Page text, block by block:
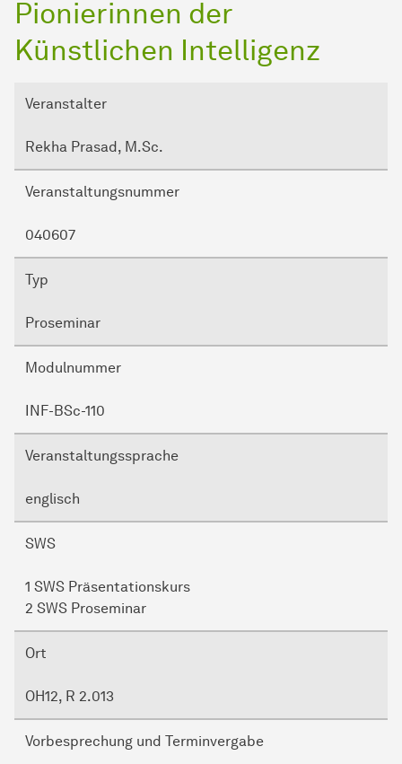
Pionierinnen der
Künstlichen Intelligenz
Veranstalter
Rekha Prasad, M.Sc.
Veranstaltungsnummer
040607
Typ
Proseminar
Modulnummer
INF-BSc-110
Veranstaltungssprache
englisch
SWS
1 SWS Präsentationskurs
2 SWS Proseminar
Ort
OH12, R 2.013
Vorbesprechung und Terminvergabe